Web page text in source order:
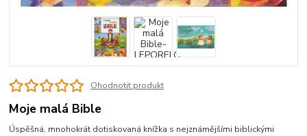
Ohodnotit produkt
Moje malá Bible
Úspěšná, mnohokrát dotiskovaná knížka s nejznámějšími biblickými